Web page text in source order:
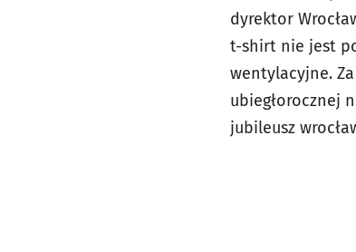
dyrektor
t-shirt nie jest
wentylacyjne.
ubiegłorocznej
jubileusz